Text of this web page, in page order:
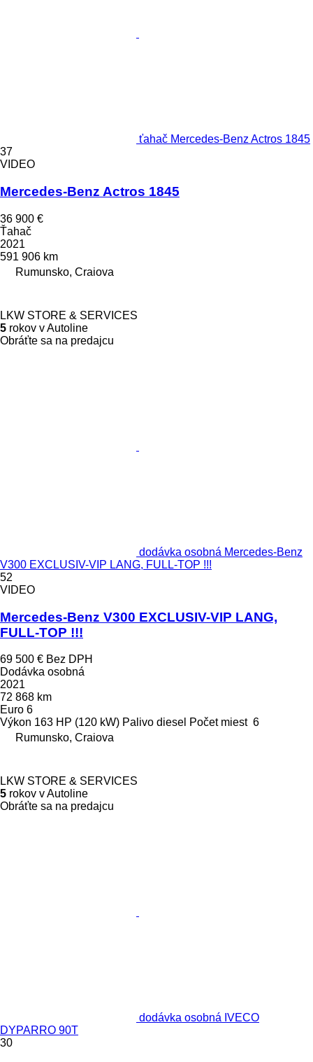
ťahač Mercedes-Benz Actros 1845
37
VIDEO
Mercedes-Benz Actros 1845
36 900 €
Ťahač
2021
591 906 km
Rumunsko, Craiova
LKW STORE & SERVICES
5 rokov v Autoline
Obráťte sa na predajcu
dodávka osobná Mercedes-Benz
V300 EXCLUSIV-VIP LANG, FULL-TOP !!!
52
VIDEO
Mercedes-Benz V300 EXCLUSIV-VIP LANG,
FULL-TOP !!!
69 500 € Bez DPH
Dodávka osobná
2021
72 868 km
Euro 6
Výkon 163 HP (120 kW) Palivo diesel Počet miest 6
Rumunsko, Craiova
LKW STORE & SERVICES
5 rokov v Autoline
Obráťte sa na predajcu
dodávka osobná IVECO
DYPARRO 90T
30